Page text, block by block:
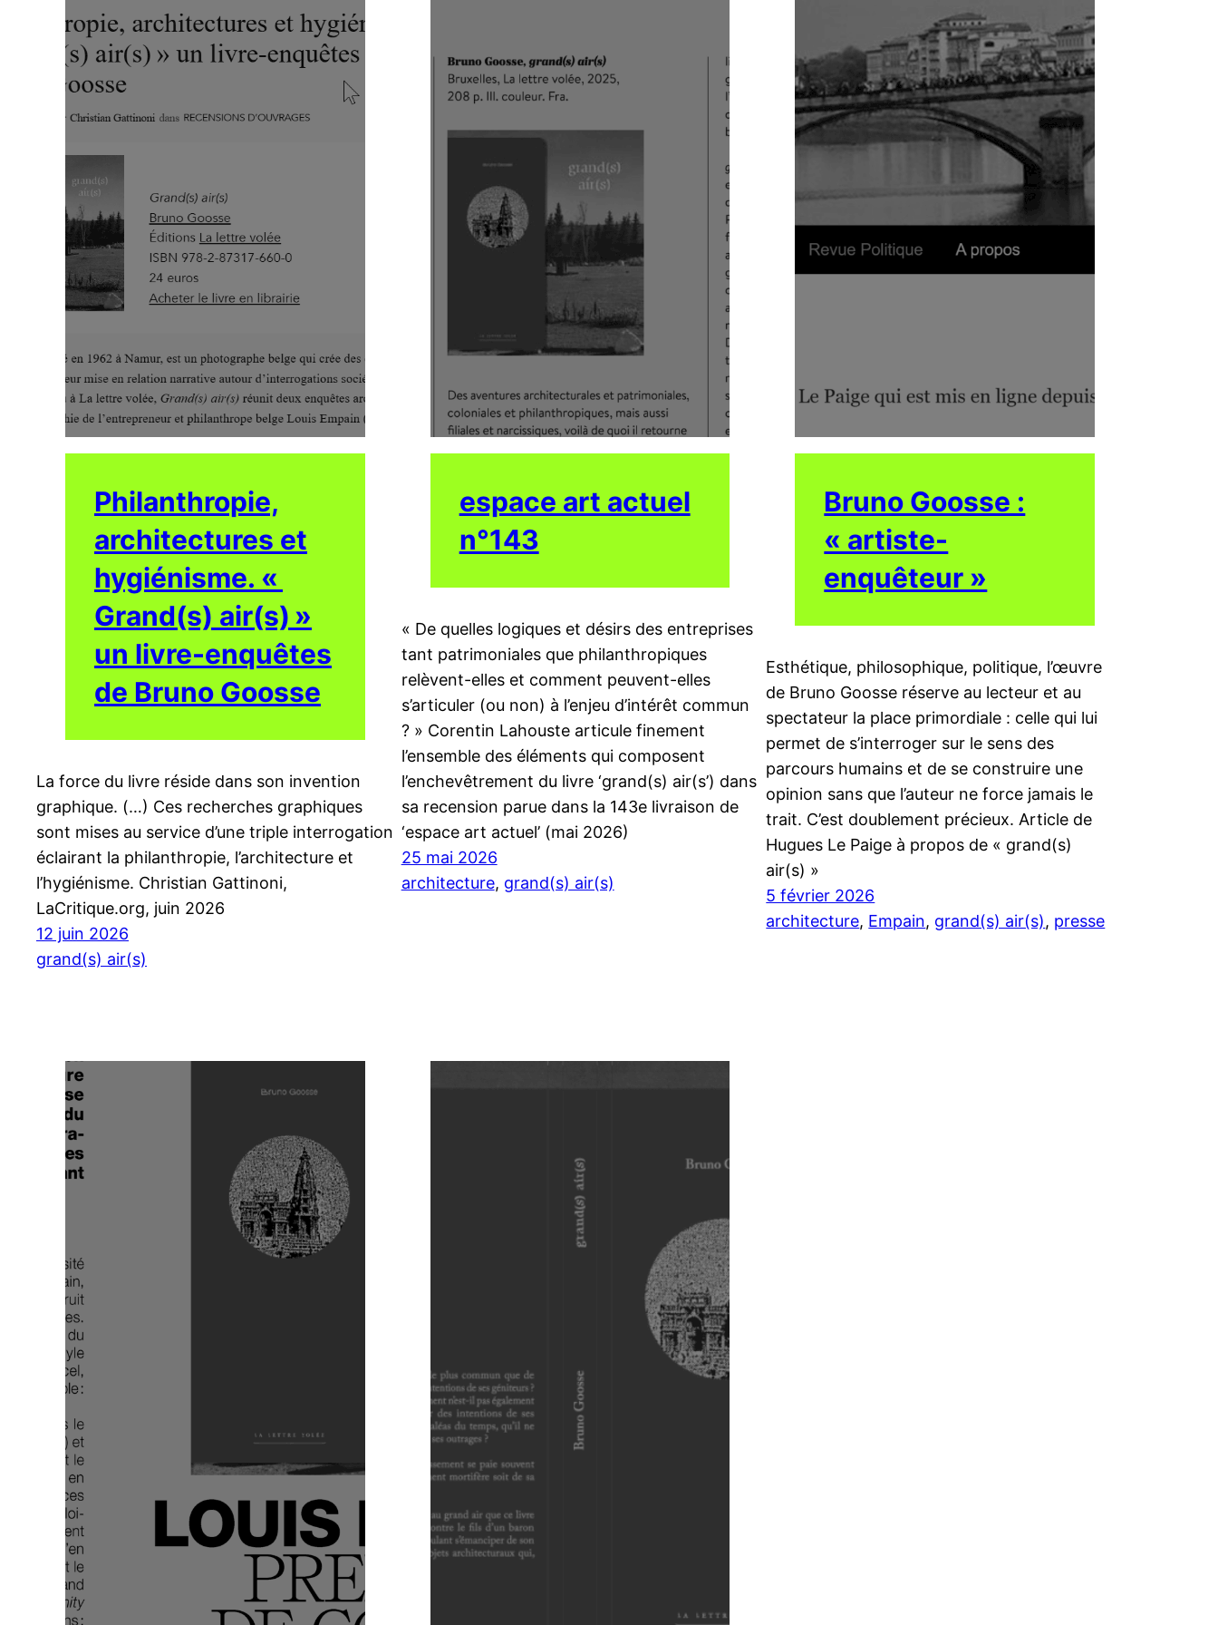
Philanthropie,
architectures et
hygiénisme. «
Grand(s) air(s) »
un livre-enquêtes
de Bruno Goosse
La force du livre réside dans son invention
graphique. (…) Ces recherches graphiques
sont mises au service d’une triple interrogation
éclairant la philanthropie, l’architecture et
l’hygiénisme. Christian Gattinoni,
LaCritique.org, juin 2026
12 juin 2026
grand(s) air(s)
espace art actuel
n°143
« De quelles logiques et désirs des entreprises
tant patrimoniales que philanthropiques
relèvent-elles et comment peuvent-elles
s’articuler (ou non) à l’enjeu d’intérêt commun
? » Corentin Lahouste articule finement
l’ensemble des éléments qui composent
l’enchevêtrement du livre ‘grand(s) air(s’) dans
sa recension parue dans la 143e livraison de
‘espace art actuel’ (mai 2026)
25 mai 2026
architecture, grand(s) air(s)
Bruno Goosse :
« artiste-
enquêteur »
Esthétique, philosophique, politique, l’œuvre
de Bruno Goosse réserve au lecteur et au
spectateur la place primordiale : celle qui lui
permet de s’interroger sur le sens des
parcours humains et de se construire une
opinion sans que l’auteur ne force jamais le
trait. C’est doublement précieux. Article de
Hugues Le Paige à propos de « grand(s)
air(s) »
5 février 2026
architecture, Empain, grand(s) air(s), presse